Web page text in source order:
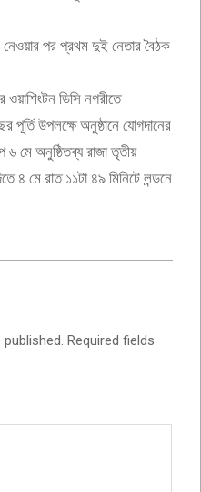
পর প্রথম দুই নেতার বৈঠক
ওয়াশিংটন ডিসি নগরীতে
পূর্তি উপলক্ষে অনুষ্ঠানে যোগদানের
৬ মে অনুষ্ঠিতব্য রাজা তৃতীয়
৪ মে রাত ১১টা ৪৯ মিনিটে লন্ডনে
Required fields